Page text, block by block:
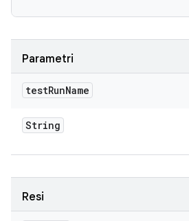
Parametri
testRunName
String
Resi